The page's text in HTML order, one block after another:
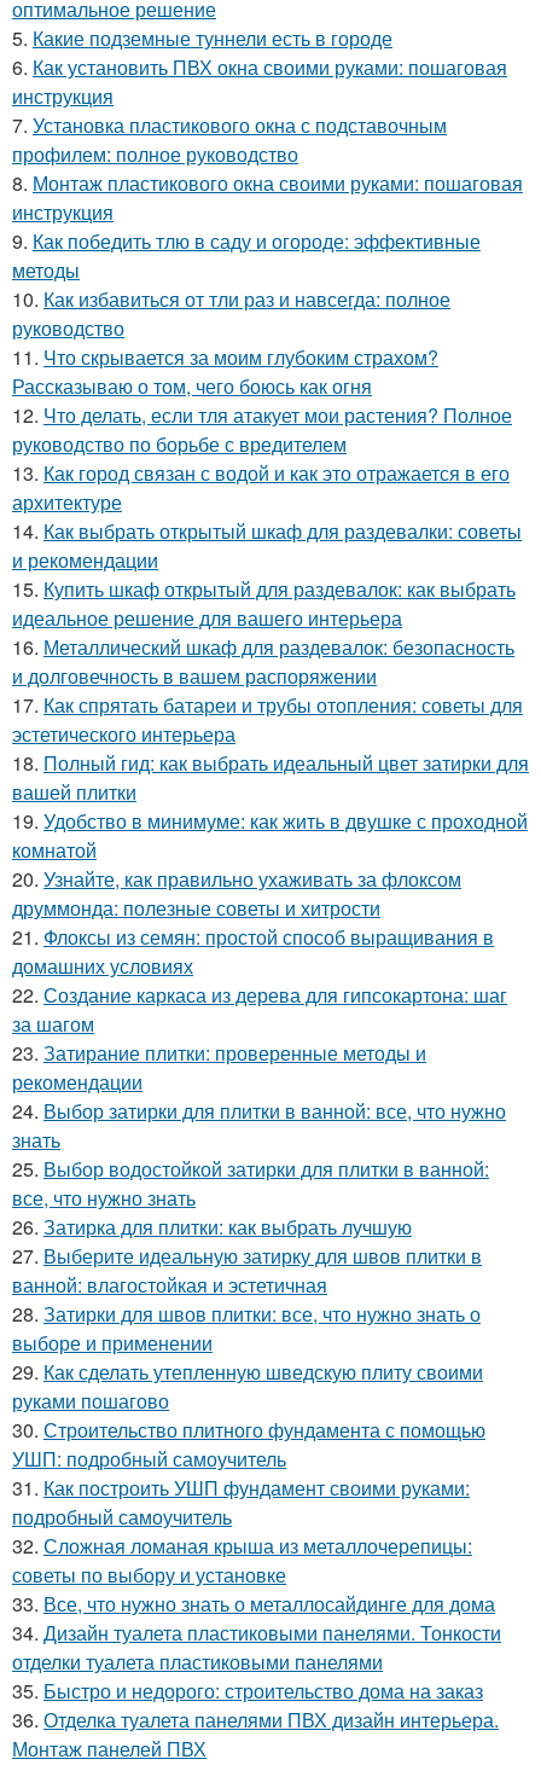
оптимальное решение
5. Какие подземные туннели есть в городе
6. Как установить ПВХ окна своими руками: пошаговая
инструкция
7. Установка пластикового окна с подставочным
профилем: полное руководство
8. Монтаж пластикового окна своими руками: пошаговая
инструкция
9. Как победить тлю в саду и огороде: эффективные
методы
10. Как избавиться от тли раз и навсегда: полное
руководство
11. Что скрывается за моим глубоким страхом?
Рассказываю о том, чего боюсь как огня
12. Что делать, если тля атакует мои растения? Полное
руководство по борьбе с вредителем
13. Как город связан с водой и как это отражается в его
архитектуре
14. Как выбрать открытый шкаф для раздевалки: советы
и рекомендации
15. Купить шкаф открытый для раздевалок: как выбрать
идеальное решение для вашего интерьера
16. Металлический шкаф для раздевалок: безопасность
и долговечность в вашем распоряжении
17. Как спрятать батареи и трубы отопления: советы для
эстетического интерьера
18. Полный гид: как выбрать идеальный цвет затирки для
вашей плитки
19. Удобство в минимуме: как жить в двушке с проходной
комнатой
20. Узнайте, как правильно ухаживать за флоксом
друммонда: полезные советы и хитрости
21. Флоксы из семян: простой способ выращивания в
домашних условиях
22. Создание каркаса из дерева для гипсокартона: шаг
за шагом
23. Затирание плитки: проверенные методы и
рекомендации
24. Выбор затирки для плитки в ванной: все, что нужно
знать
25. Выбор водостойкой затирки для плитки в ванной:
все, что нужно знать
26. Затирка для плитки: как выбрать лучшую
27. Выберите идеальную затирку для швов плитки в
ванной: влагостойкая и эстетичная
28. Затирки для швов плитки: все, что нужно знать о
выборе и применении
29. Как сделать утепленную шведскую плиту своими
руками пошагово
30. Строительство плитного фундамента с помощью
УШП: подробный самоучитель
31. Как построить УШП фундамент своими руками:
подробный самоучитель
32. Сложная ломаная крыша из металлочерепицы:
советы по выбору и установке
33. Все, что нужно знать о металлосайдинге для дома
34. Дизайн туалета пластиковыми панелями. Тонкости
отделки туалета пластиковыми панелями
35. Быстро и недорого: строительство дома на заказ
36. Отделка туалета панелями ПВХ дизайн интерьера.
Монтаж панелей ПВХ